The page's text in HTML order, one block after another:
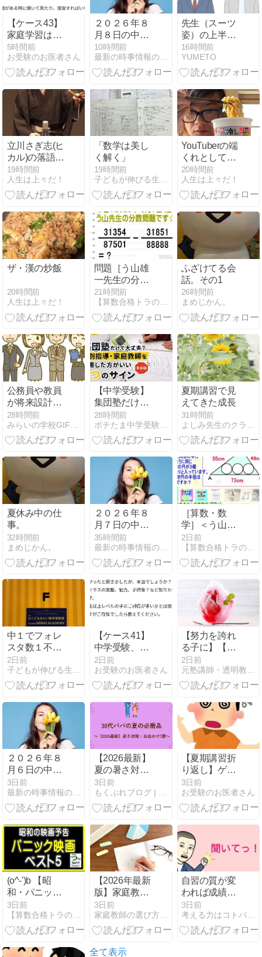
【ケース43】
家庭学習はや
るが、それ以
上にチャレン
ジしようとし
マロ】
5時間前
お受験のお医者さん
２０２６年８
月８日の中
国、三峡ダム
の長江流域の
洪水の状況。
10時間前
最新の時事情報のブログ
先生（スーツ
姿）の上半
身・ポーズの
イラスト無料
素材集！小学
学級通信で使
えるフリー画
像
16時間前
YUMETO
立川さぎ志(ヒ
カル)の落語
全部聞いちゃ
ったよね
19時間前
人生は上々だ！
「数学は美し
く解く」
19時間前
子どもが伸びる生活と勉強
YouTuberの端
くれとしては
やらないわけ
にはいかない
笑
20時間前
人生は上々だ！
ザ・漢の炒飯
20時間前
人生は上々だ！
問題［う山雄
一先生の分
数］【分数１
１３６問目】
算数・数学天
２６年８月７
日］
21時間前
【算数合格トラの巻】アメブロ
ふざけてる会
話。その1
26時間前
まめじかん。
公務員や教員
が将来設計で
活かせる3つ
の強み
28時間前
【中学受験】
集団塾だけで
大丈夫？個別
指導・家庭教
師を併用した
のサイン【実
体験】
28時間前
夏期講習で見
えてきた成長
31時間前
夏休み中の仕
事。
32時間前
まめじかん。
２０２６年８
月７日の中
国、三峡ダム
の長江流域の
洪水の状況。
35時間前
最新の時事情報のブログ
［算数・数
学］＜う山先
生からの挑戦
状＞［２０２
６年図形問
2日前
【算数合格トラの巻】アメブロ
中１でフォレ
スタ数１不等
式を解く/夏期
講習
2日前
【ケース41】
中学受験、基
本校から中堅
校受験層はど
う変わった
2日前
お受験のお医者さん
【努力を誇れ
る子に】【周
りに合わせる
のがラク】と
いうぬるま湯
トップを目指
す覚悟の育て
方
2日前
２０２６年８
月６日の中
国、三峡ダム
の長江流域の
洪水の状況。
3日前
最新の時事情報のブログ
【2026最新】
夏の暑さ対
策・お出かけ
必需品7選！
30代パパのリ
3日前
【夏期講習折
り返し】ゲー
ム依存症にご
注意を
3日前
お受験のお医者さん
(o^-')b 【昭
和・パニック
映画】（映画
予告）【ベス
ト５】
3日前
【算数合格トラの巻】アメブロ
【2026年最新
版】家庭教師
ファーストの
料金体系を徹
底解説！学年
金・実例シミ
3日前
家庭教師の選び方完全ガイド
自習の質が変
われば成績は
上がる。
3日前
考える力はコトバから。東大卒の個人塾長の日記。
全て表示